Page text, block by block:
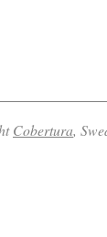
Cobertura,